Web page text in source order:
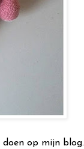
doen op mijn blog.